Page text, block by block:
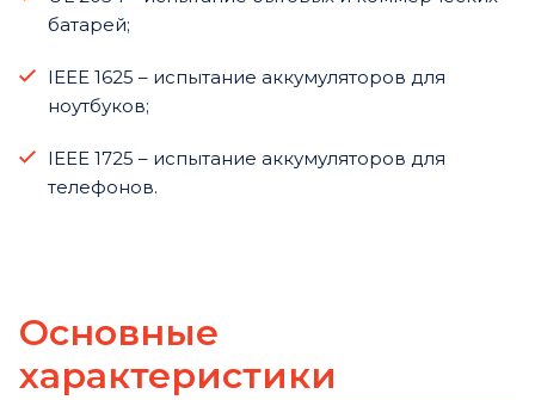
батарей;
IEEE 1625 – испытание аккумуляторов для
ноутбуков;
IEEE 1725 – испытание аккумуляторов для
телефонов.
Основные
характеристики